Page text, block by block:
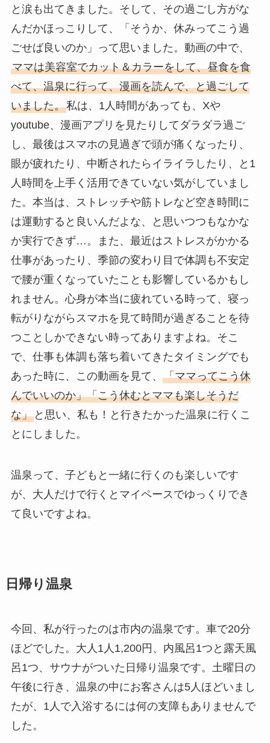
と涙も出てきました。そして、その過ごし方がな
んだかほっこりして、「そうか、休みってこう過
ごせば良いのか」って思いました。動画の中で、
ママは美容室でカット＆カラーをして、昼食を食
べて、温泉に行って、漫画を読んで、と過ごして
いました。私は、1人時間があっても、Xや
youtube、漫画アプリを見たりしてダラダラ過ご
し、最後はスマホの見過ぎで頭が痛くなったり、
眼が疲れたり、中断されたらイライラしたり、と1
人時間を上手く活用できていない気がしていまし
た。本当は、ストレッチや筋トレなど空き時間に
は運動すると良いんだよな、と思いつつもなかな
か実行できず…。また、最近はストレスがかかる
仕事があったり、季節の変わり目で体調も不安定
で腰が重くなっていたことも影響しているかもし
れません。心身が本当に疲れている時って、寝っ
転がりながらスマホを見て時間が過ぎることを待
つことしかできない時ってありますよね。そこ
で、仕事も体調も落ち着いてきたタイミングでも
あった時に、この動画を見て、 「ママってこう休
んでいいのか」「こう休むとママも楽しそうだ
な」と思い、私も！と行きたかった温泉に行くこ
とにしました。
温泉って、子どもと一緒に行くのも楽しいです
が、大人だけで行くとマイペースでゆっくりでき
て良いですよね。
日帰り温泉
今回、私が行ったのは市内の温泉です。車で20分
ほどでした。大人1人1,200円、内風呂1つと露天風
呂1つ、サウナがついた日帰り温泉です。土曜日の
午後に行き、温泉の中にお客さんは5人ほどいまし
たが、1人で入浴するには何の支障もありませんで
した。